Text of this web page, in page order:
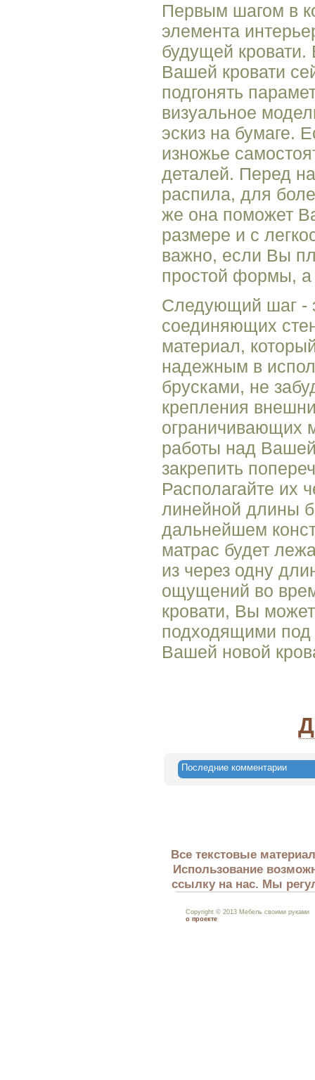
Первым шагом в
элемента
будущей
Вашей кровати
подгонять
визуальное
эскиз на бумаге.
изножье
деталей. Перед
распила, для
же она поможет
размере и с
важно, если Вы
простой формы, а
Следующий шаг -
соединяющих
материал,
надежным в
брусками, не
крепления
ограничивающих
работы над
закрепить
Располагайте их
линейной длины
дальнейшем
матрас будет
из через одну
ощущений во
кровати, Вы
подходящими под
Вашей новой
Последние комментарии
Все текстовые
Использование
ссылку на нас. Мы
Copyright © 2013 Мебель своими руками
о проекте